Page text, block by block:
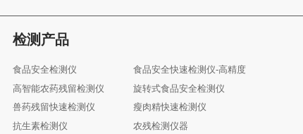
检测产品
食品安全检测仪
食品安全快速检测仪-高精度
高智能农药残留检测仪
旋转式食品安全检测仪
兽药残留快速检测仪
瘦肉精快速检测仪
抗生素检测仪
农残检测仪器